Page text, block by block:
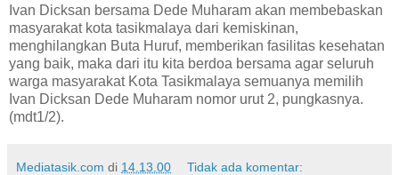
Ivan Dicksan bersama Dede Muharam akan membebaskan
masyarakat kota tasikmalaya dari kemiskinan,
menghilangkan Buta Huruf, memberikan fasilitas kesehatan
yang baik, maka dari itu kita berdoa bersama agar seluruh
warga masyarakat Kota Tasikmalaya semuanya memilih
Ivan Dicksan Dede Muharam nomor urut 2, pungkasnya.
(mdt1/2).
Mediatasik.com di 14.13.00 Tidak ada komentar: